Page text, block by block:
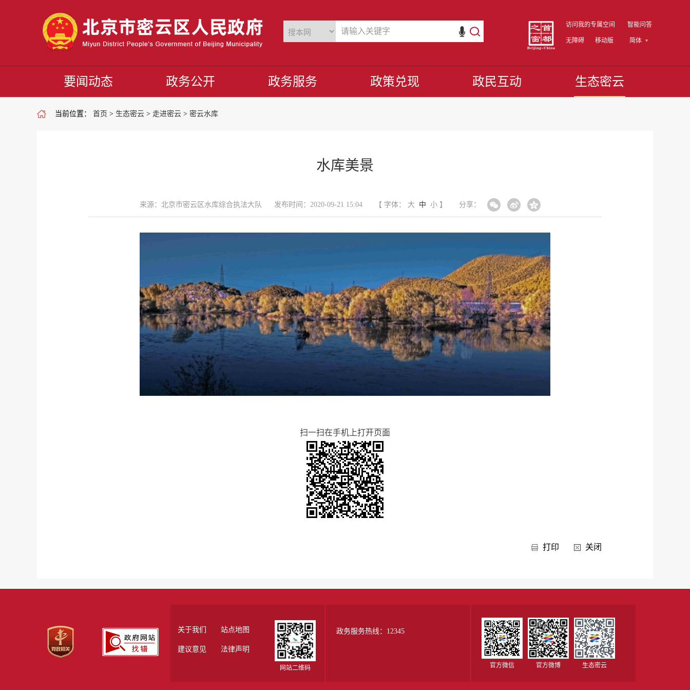
访问我的专属空间 智能问答
无障碍 移动版 简体
要闻动态 政务公开 政务服务 政策兑现 政民互动 生态密云
当前位置： 首页 > 生态密云 > 走进密云 > 密云水库
水库美景
来源：北京市密云区水库综合执法大队 发布时间：2020-09-21 15:04 【 字体： 大 中 小】 分享：
扫一扫在手机上打开页面
打印 关闭
关于我们 站点地图
建议意见 法律声明
网站二维码
政务服务热线：12345
官方微信 官方微博 生态密云